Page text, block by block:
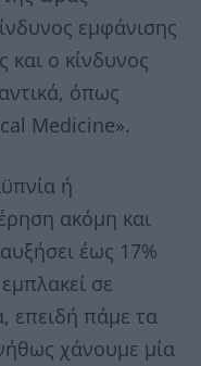
εμφάνισης
και ο κίνδυνος
όπως
Medicine».
ή
ακόμη και
έως 17%
σε
επειδή πάμε τα
χάνουμε μία